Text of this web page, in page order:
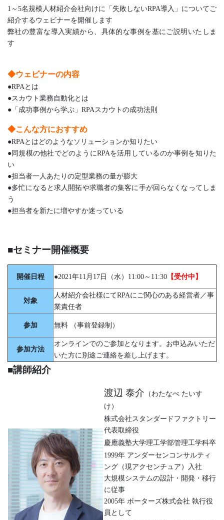
1～5名規模人材紹介会社向けに「失敗しないRPA導入」についてご
紹介するウェビナーを開催します
弊社の豊富な導入実績から、具体的な事例を基にご説明いたしま
す
◆ウェビナーの内容
●RPAとは
●スカウト業務自動化とは
●「成功事例から学ぶ」RPAスカウトの成功法則
◆こんな方におすすめ
●RPAとはどのようなソリューションか知りたい
●同規模の他社でどのようにRPAを活用しているのか事例を知りた
い
●担当者一人あたりの定型業務の量が膨大
●多忙になると求人開拓や求職者の集客に手が回らなくなってしま
う
●担当者を新たに増やすか迷っている
■セミナー開催概要
開催日程 ●2021年11月17日（水）11:00～11:30 【受付中】
対象
人材紹介会社様にてRPAにご関心のある経営者／事
業責任者
参加 無料 （事前登録制）
参加方法
オンラインでのご参加となります。お申込みいただ
いた方に別途ご連絡を差し上げます。
■講師紹介
渡辺 泰介 （わたなべ たいす
け）
株式会社スタンダードファクトリー
代表取締役
慶應義塾大学理工学部管理工学科卒
1999年 アンダーセンコンサルティ
ング（現アクセンチュア）入社
大規模システムの設計・開発・移行
に従事
2005年 ポーターズ株式会社 執行役
員として